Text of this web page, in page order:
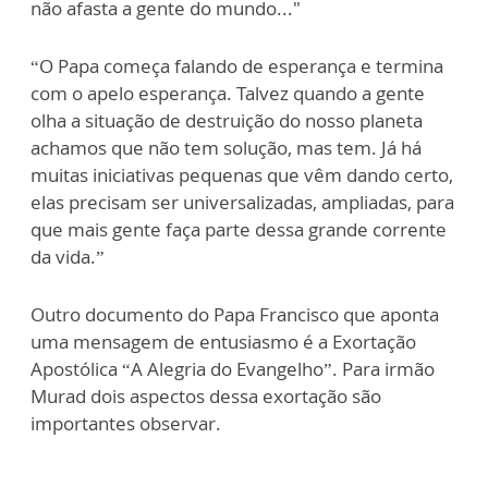
não afasta a gente do mundo..."
“O Papa começa falando de esperança e termina
com o apelo esperança. Talvez quando a gente
olha a situação de destruição do nosso planeta
achamos que não tem solução, mas tem. Já há
muitas iniciativas pequenas que vêm dando certo,
elas precisam ser universalizadas, ampliadas, para
que mais gente faça parte dessa grande corrente
da vida.”
Outro documento do Papa Francisco que aponta
uma mensagem de entusiasmo é a Exortação
Apostólica “A Alegria do Evangelho”. Para irmão
Murad dois aspectos dessa exortação são
importantes observar.